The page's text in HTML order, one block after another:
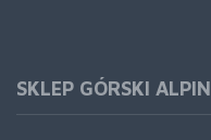
SKLEP GÓRSKI ALPIN